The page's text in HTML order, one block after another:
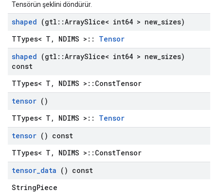
Tensörün şeklini döndürür.
shaped (gtl ::ArraySlice< int64 > new sizes)
TTypes< T, NDIMS >:: Tensor
shaped (gtl ::ArraySlice< int64 > new sizes)
const
TTypes< T, NDIMS >::ConstTensor
tensor ()
TTypes< T, NDIMS >:: Tensor
tensor () const
TTypes< T, NDIMS >::ConstTensor
tensor_data () const
StringPiece